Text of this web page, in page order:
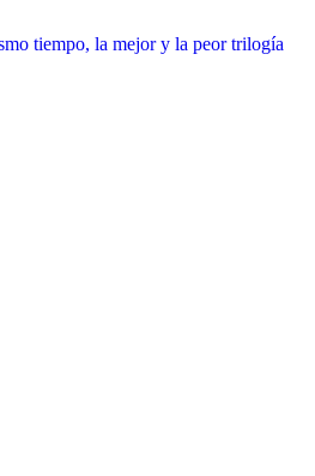
tiempo, la mejor y la peor trilogía